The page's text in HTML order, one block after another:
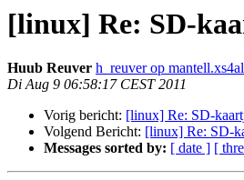
[linux] Re: SD-
Huub Reuver h_reuver op
Di Aug 9 06:58:17 CEST 2011
Vorig bericht: [linux] Re: SD-
Volgend Bericht: [linux] Re: SD-
Messages sorted by: [ date ] [